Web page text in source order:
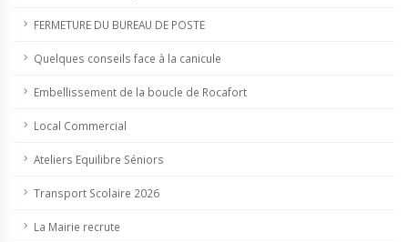
FERMETURE DU BUREAU DE POSTE
Quelques conseils face à la canicule
Embellissement de la boucle de Rocafort
Local Commercial
Ateliers Equilibre Séniors
Transport Scolaire 2026
La Mairie recrute